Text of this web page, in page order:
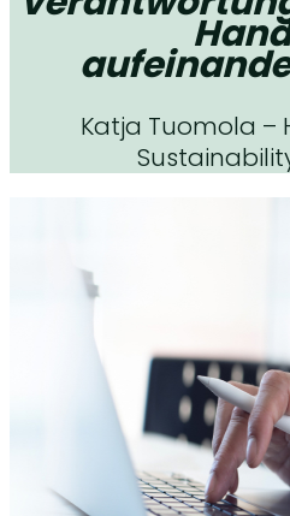
Katja Tuomola –